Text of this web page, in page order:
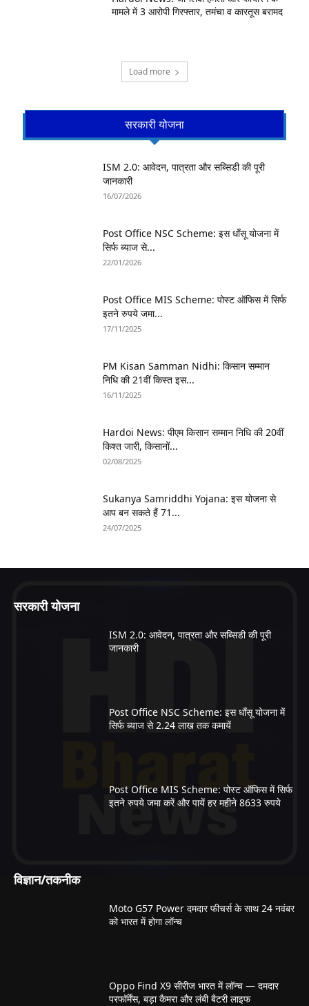
मामले में 3 आरोपी गिरफ्तार, तमंचा व कारतूस बरामद
Load more
सरकारी योजना
ISM 2.0: आवेदन, पात्रता और सब्सिडी की पूरी
जानकारी
16/07/2026
Post Office NSC Scheme: इस धाँसू योजना में
सिर्फ ब्याज से...
22/01/2026
Post Office MIS Scheme: पोस्ट ऑफिस में सिर्फ
इतने रुपये जमा...
17/11/2025
PM Kisan Samman Nidhi: किसान सम्मान
निधि की 21वीं किस्त इस...
16/11/2025
Hardoi News: पीएम किसान सम्मान निधि की 20वीं
किश्त जारी, किसानों...
02/08/2025
Sukanya Samriddhi Yojana: इस योजना से
आप बन सकते हैं 71...
24/07/2025
सरकारी योजना
ISM 2.0: आवेदन, पात्रता और सब्सिडी की पूरी
जानकारी
Post Office NSC Scheme: इस धाँसू योजना में
सिर्फ ब्याज से 2.24 लाख तक कमायें
Post Office MIS Scheme: पोस्ट ऑफिस में सिर्फ
इतने रुपये जमा करें और पायें हर महीने 8633 रुपये
विज्ञान/तकनीक
Moto G57 Power दमदार फीचर्स के साथ 24 नवंबर
को भारत में होगा लॉन्च
Oppo Find X9 सीरीज भारत में लॉन्च — दमदार
परफॉर्मेंस, बड़ा कैमरा और लंबी बैटरी लाइफ